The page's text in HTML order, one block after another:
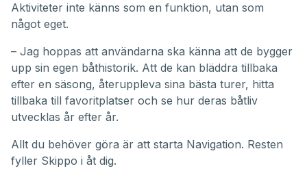
Aktiviteter inte känns som en funktion, utan som
något eget.
– Jag hoppas att användarna ska känna att de bygger
upp sin egen båthistorik. Att de kan bläddra tillbaka
efter en säsong, återuppleva sina bästa turer, hitta
tillbaka till favoritplatser och se hur deras båtliv
utvecklas år efter år.
Allt du behöver göra är att starta Navigation. Resten
fyller Skippo i åt dig.